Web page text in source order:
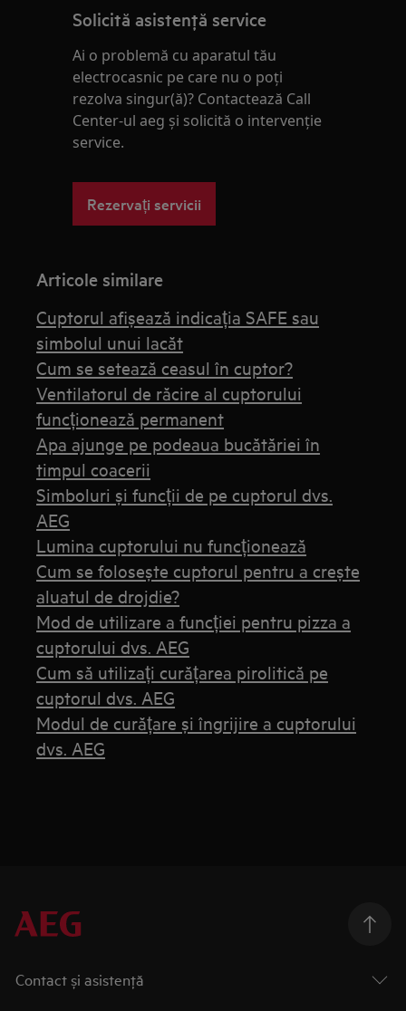
Solicită asistenţă service
Ai o problemă cu aparatul tău
electrocasnic pe care nu o poţi
rezolva singur(ă)? Contactează Call
Center-ul aeg și solicită o intervenţie
service.
Rezervați servicii
Articole similare
Cuptorul afișează indicația SAFE sau
simbolul unui lacăt
Cum se setează ceasul în cuptor?
Ventilatorul de răcire al cuptorului
funcționează permanent
Apa ajunge pe podeaua bucătăriei în
timpul coacerii
Simboluri și funcții de pe cuptorul dvs.
AEG
Lumina cuptorului nu funcționează
Cum se folosește cuptorul pentru a crește
aluatul de drojdie?
Mod de utilizare a funcției pentru pizza a
cuptorului dvs. AEG
Cum să utilizați curățarea pirolitică pe
cuptorul dvs. AEG
Modul de curățare și îngrijire a cuptorului
dvs. AEG
Contact și asistenţă